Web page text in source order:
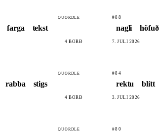
QUORDLE
farga tekst
4 BORÐ
#88
nagli höfuð
7. JÚLÍ 2026
QUORDLE
rabba stigs
4 BORÐ
#84
rektu blítt
3. JÚLÍ 2026
QUORDLE #80